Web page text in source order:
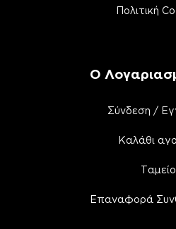
Πολιτική
Ο
Σύνδεση /
Καλάθι
Ταμείο
Επαναφορά